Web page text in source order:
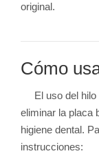
original.
Cómo
El uso del hilo
eliminar la placa
higiene dental.
instrucciones: